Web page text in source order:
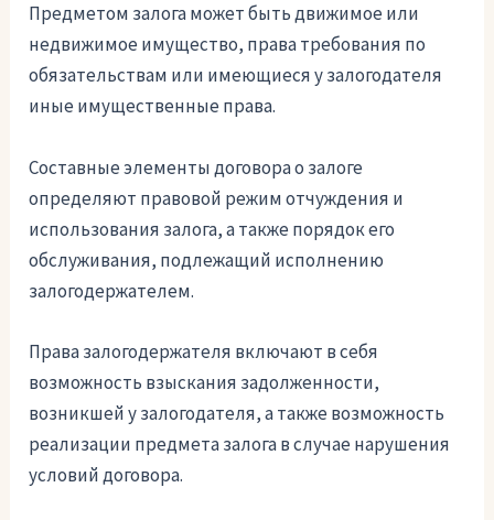
Предметом залога может быть движимое или
недвижимое имущество, права требования по
обязательствам или имеющиеся у залогодателя
иные имущественные права.
Составные элементы договора о залоге
определяют правовой режим отчуждения и
использования залога, а также порядок его
обслуживания, подлежащий исполнению
залогодержателем.
Права залогодержателя включают в себя
возможность взыскания задолженности,
возникшей у залогодателя, а также возможность
реализации предмета залога в случае нарушения
условий договора.